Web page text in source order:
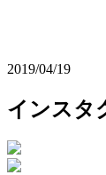
2019/04/19
インスタ